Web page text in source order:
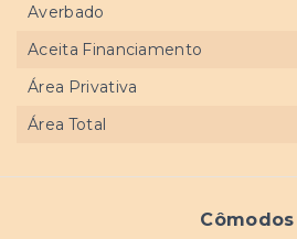
Cômodos
Averbado
Aceita Financiamento
Área Privativa
Área Total